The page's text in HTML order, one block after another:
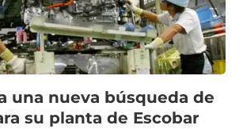
una nueva búsqueda de
su planta de Escobar